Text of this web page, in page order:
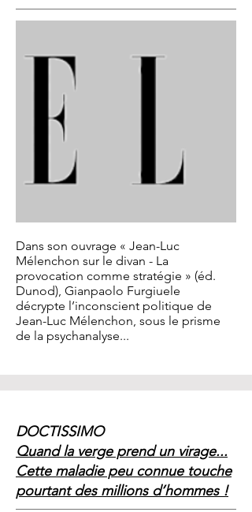
Dans son ouvrage « Jean-Luc
Mélenchon sur le divan - La
provocation comme stratégie » (éd.
Dunod), Gianpaolo Furgiuele
décrypte l’inconscient politique de
Jean-Luc Mélenchon, sous le prisme
de la psychanalyse...
DOCTISSIMO
Quand la verge prend un virage...
Cette maladie peu connue touche
pourtant des millions d’hommes !